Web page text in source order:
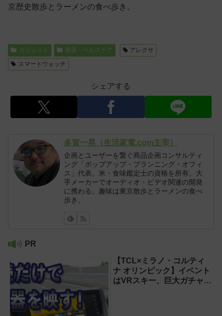
京歴史散歩とラーメンの食べ歩き。
ガジェット 美容・ヘルスケア
アレクサ
スマートウォッチ
シェアする
多賀一晃（生活家電.com主宰）
企画とユーザーを繋ぐ商品企画コンサルティ
ング「ポップアップ・プランニング・オフィ
ス」代表。米・食味鑑定士の資格を所有。大
手メーカーでオーディオ・ビデオ関連の開発
に携わる。趣味は東京散歩とラーメンの食べ
歩き。
PR
【TCL×ミラノ・コルティ
ナ オリンピック】イベント
はVRスキー、巨大ガチャな